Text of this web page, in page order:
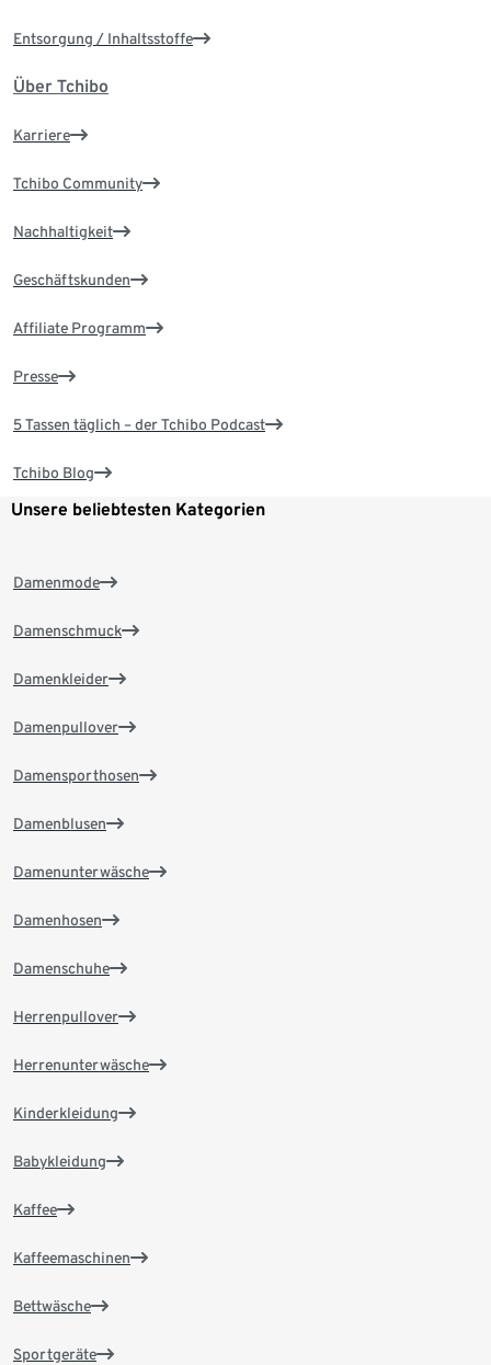
Entsorgung / Inhaltsstoffe
Über Tchibo
Karriere
Tchibo Community
Nachhaltigkeit
Geschäftskunden
Affiliate Programm
Presse
5 Tassen täglich – der Tchibo Podcast
Tchibo Blog
Unsere beliebtesten Kategorien
Damenmode
Damenschmuck
Damenkleider
Damenpullover
Damensporthosen
Damenblusen
Damenunterwäsche
Damenhosen
Damenschuhe
Herrenpullover
Herrenunterwäsche
Kinderkleidung
Babykleidung
Kaffee
Kaffeemaschinen
Bettwäsche
Sportgeräte